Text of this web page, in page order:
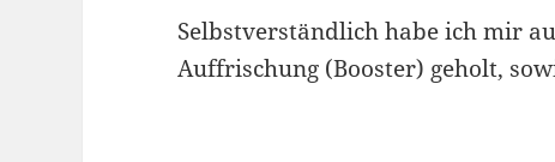
Selbstverständlich habe ich mir
Auffrischung (Booster) geholt,